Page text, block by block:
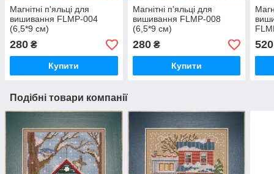
Магнітні п'яльці для
вишивання FLMP-004
(6,5*9 см)
280 ₴
Купити
Магнітні п'яльці для
вишивання FLMP-008
(6,5*9 см)
280₴
Купити
520
Подібні товари компанії